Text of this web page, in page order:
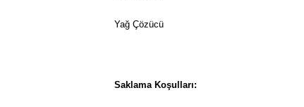
Yağ Çözücü
Saklama Koşulları: